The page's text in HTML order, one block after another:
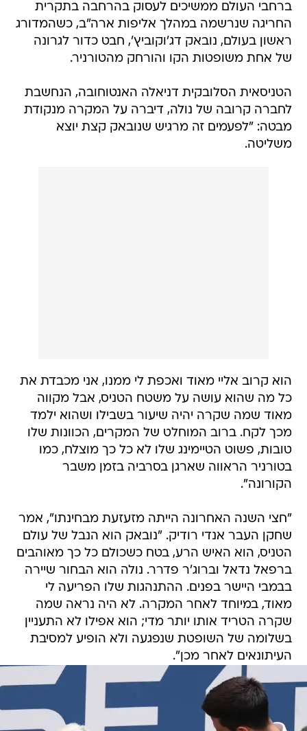
ברחבי העולם ממשיכים לעסוק בהרחבה בתקרית
החריגה שנרשמה במהלך אליפות ארה"ב, כשהמדורג
ראשון בעולם, נובאק דג'וקוביץ', חבט כדור לגרונה
של אחת משופטות הקו והורחק מהטורניר.
הטניסאית הסלובקית דניאלה האנטוחובה, הנחשבת
לחברה קרובה של נולה, דיברה על המקרה מנקודת
מבטה: "לפעמים זה מרגיש שנובאק קצת יוצא
משליטה.
הוא קרוב אליי מאוד ואכפת לי ממנו, אני מכבדת את
כל מה שהוא עושה על משטח הטניס, אבל מקווה
מאוד שמה שקרה יהיה שיעור בשבילו ושהוא ילמד
מכך לקח. ברוב המוחלט של המקרים, הכוונות שלו
טובות, פשוט הטיימינג שלו לא כל כך מוצלח, כמו
בטורניר הראווה שארגן בסרביה בזמן משבר
הקורונה".
"חצי השנה האחרונה הייתה מזעזעת מבחינתו", אמר
שחקן העבר אנדי רודיק. "נובאק הוא הנבל של עולם
הטניס, הוא האיש הרע, בטח כשכולם כל כך מאוהבים
ברפאל נדאל וברוג'ר פדרר. נולה הוא הבחור שיירה
בבמבי היישר בפנים. ההתנהגות שלו הפריעה לי
מאוד, במיוחד לאחר המקרה. לא היה נראה שמה
שקרה הטריד אותו יותר מדי; הוא אפילו לא התעניין
בשלומה של השופטת שנפגעה ולא הופיע למסיבת
העיתונאים לאחר מכן".